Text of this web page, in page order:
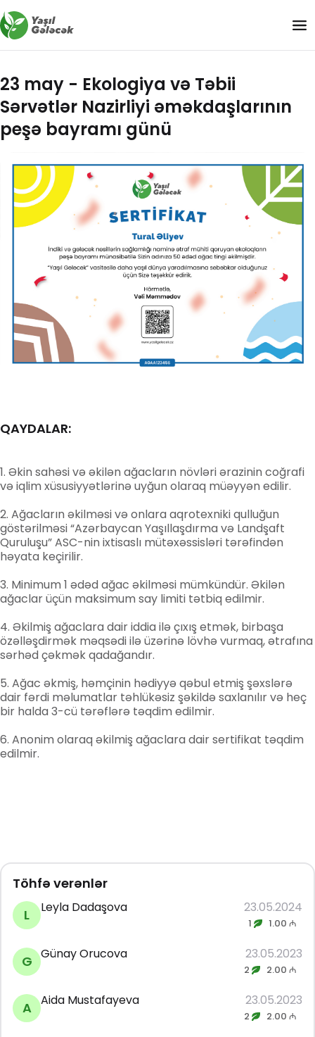
23 may - Ekologiya və Təbii
Sərvətlər Nazirliyi əməkdaşlarının
peşə bayramı günü
QAYDALAR:
Əkin sahəsi və əkilən ağacların növləri ərazinin coğrafi
və iqlim xüsusiyyətlərinə uyğun olaraq müəyyən edilir.
Ağacların əkilməsi və onlara aqrotexniki qulluğun
göstərilməsi “Azərbaycan Yaşıllaşdırma və Landşaft
Quruluşu” ASC-nin ixtisaslı mütəxəssisləri tərəfindən
həyata keçirilir.
Minimum 1 ədəd ağac əkilməsi mümkündür. Əkilən
ağaclar üçün maksimum say limiti tətbiq edilmir.
Əkilmiş ağaclara dair iddia ilə çıxış etmək, birbaşa
özəlləşdirmək məqsədi ilə üzərinə lövhə vurmaq, ətrafına
sərhəd çəkmək qadağandır.
Ağac əkmiş, həmçinin hədiyyə qəbul etmiş şəxslərə
dair fərdi məlumatlar təhlükəsiz şəkildə saxlanılır və heç
bir halda 3-cü tərəflərə təqdim edilmir.
Anonim olaraq əkilmiş ağaclara dair sertifikat təqdim
edilmir.
Töhfə verənlər
L
Leyla Dadaşova 23.05.2024
1 1.00 ₼
G Günay Orucova 23.05.2023
2 2.00 ₼
A Aida Mustafayeva 23.05.2023
2 2.00 ₼